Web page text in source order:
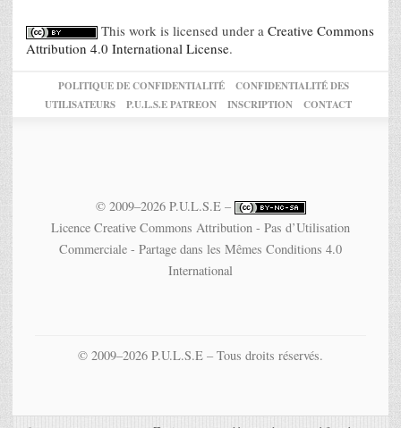
This work is licensed under a Creative Commons
Attribution 4.0 International License.
POLITIQUE DE CONFIDENTIALITÉ
CONFIDENTIALITÉ DES
UTILISATEURS
P.U.L.S.E PATREON INSCRIPTION CONTACT
© 2009–2026 P.U.L.S.E –
Licence Creative Commons Attribution - Pas d’Utilisation
Commerciale - Partage dans les Mêmes Conditions 4.0
International
© 2009–2026 P.U.L.S.E – Tous droits réservés.